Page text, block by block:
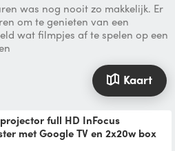
was nog nooit zo makkelijk. Er
om te genieten van een
wat filmpjes af te spelen op een
Kaart
met Google TV en 2x20w box